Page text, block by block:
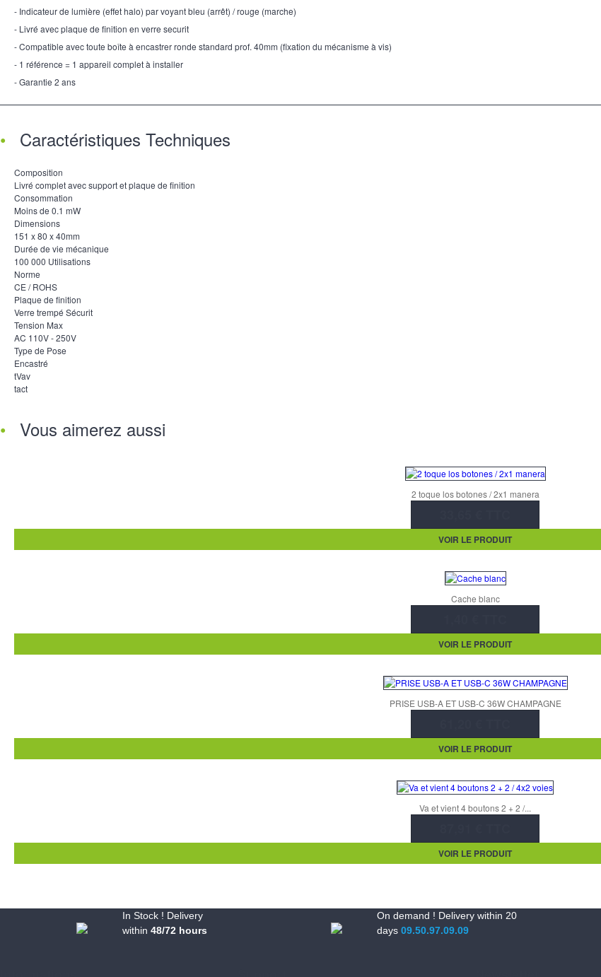
- Indicateur de lumière (effet halo) par voyant bleu (arrêt) / rouge (marche)
- Livré avec plaque de finition en verre securit
- Compatible avec toute boîte à encastrer ronde standard prof. 40mm (fixation du mécanisme à vis)
- 1 référence = 1 appareil complet à installer
- Garantie 2 ans
Caractéristiques Techniques
Composition
Livré complet avec support et plaque de finition
Consommation
Moins de 0.1 mW
Dimensions
151 x 80 x 40mm
Durée de vie mécanique
100 000 Utilisations
Norme
CE / ROHS
Plaque de finition
Verre trempé Sécurit
Tension Max
AC 110V - 250V
Type de Pose
Encastré
tVav
tact
Vous aimerez aussi
2 toque los botones / 2x1 manera
VOIR LE PRODUIT
Cache blanc
VOIR LE PRODUIT
PRISE USB-A ET USB-C 36W CHAMPAGNE
VOIR LE PRODUIT
Va et vient 4 boutons 2 + 2 /...
VOIR LE PRODUIT
In Stock ! Delivery
within 48/72 hours
On demand ! Delivery within 20
days09.50.97.09.09